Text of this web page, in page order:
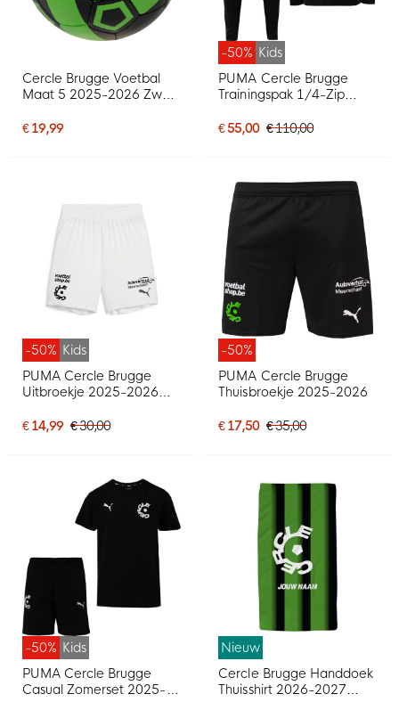
Cercle Brugge Voetbal
Maat 5 2025-2026 Zwart
€ 19,99
-50% Kids
PUMA Cercle Brugge
Trainingspak 1/4-Zip
€ 55,00 € 110,00
-50% Kids
PUMA Cercle Brugge
Uitbroekje 2025-2026
€ 14,99 € 30,00
-50%
PUMA Cercle Brugge
Thuisbroekje 2025-2026
€ 17,50 € 35,00
-50% Kids
PUMA Cercle Brugge
Casual Zomerset 2025-
Nieuw
Cercle Brugge Handdoek
Thuisshirt 2026-2027